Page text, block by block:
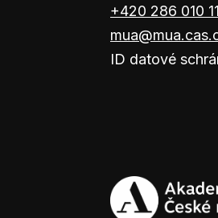
+420 286 010
ID datové